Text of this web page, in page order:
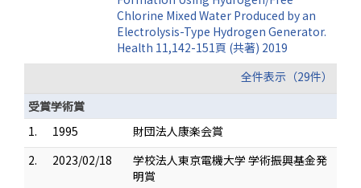
Chlorine Mixed Water Produced by an
Electrolysis-Type Hydrogen Generator.
Health 11,142-151頁 (共著) 2019
全件表示（29件）
受賞学術賞
1.
1995
財団法人康楽会賞
2.
2023/02/18
学校法人東京電機大学 学術振興基金発
明賞